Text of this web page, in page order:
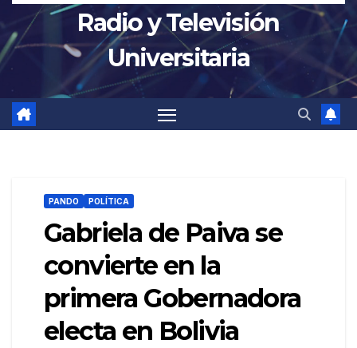
Radio y Televisión
Universitaria
PANDO POLÍTICA
Gabriela de Paiva se
convierte en la
primera Gobernadora
electa en Bolivia